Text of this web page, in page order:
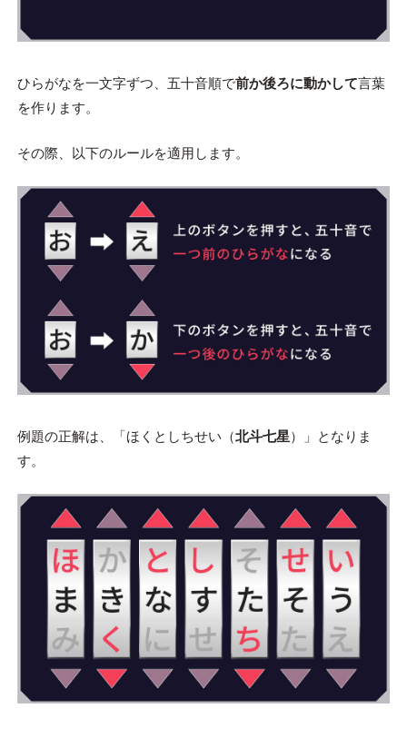
ひらがなを一文字ずつ、五十音順で前か後ろに動かして言葉
を作ります。
その際、以下のルールを適用します。
例題の正解は、「ほくとしちせい（北斗七星）」となりま
す。